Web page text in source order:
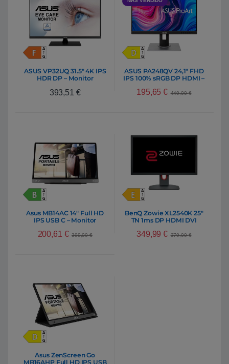
ASUS VP32UQ 31.5″ 4K IPS
HDR DP – Monitor
393,51 €
ASUS PA248QV 24,1″ FHD
IPS 100% sRGB DP HDMI –
195,65€ 449,00€
Asus MB14AC 14″ Full HD
IPS USB C – Monitor
200,61 € 399,00€
BenQ Zowie XL2540K 25″
TN 1ms DP HDMI DVI
349,99€ 379,00€
Asus ZenScreen Go
MB16AHP Full HD IPS USB